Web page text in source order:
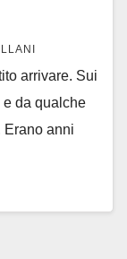
arrivare. Sui
e da qualche
Erano anni